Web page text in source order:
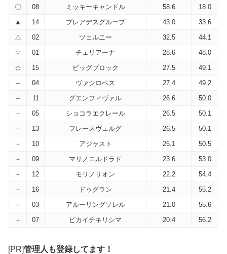
〇
08 ミッキーキャンドル 58.6
18.0
▲
14 プレアデスグループ 43.0
33.6
△
02 ツェルニー 32.5
44.1
▽
01 チェリアーナ 28.6
48.0
☆
15 ビッグブロック 27.5
49.1
＋
04 ヴァシロペス 27.4
49.2
＋
11 グエンフィヴァル 26.6
50.0
－
05 ショコラエクレール 26.5
50.1
－
13 フレースヴェルグ 26.5
50.1
－
10 アジャスト 26.1
50.5
－
09 マリノエルドラド 23.6
53.0
－
12 モリノリオン 22.2
54.4
－
16 ドゥグラン 21.4
55.2
－
03 アルーリングソレル 21.0
55.6
－
07 ピカイチキリシマ 20.4 56.2
[PR]管理人も登録してます！